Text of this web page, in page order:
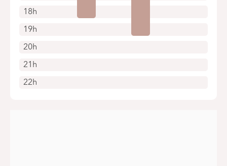
18h
19h
20h
21h
22h